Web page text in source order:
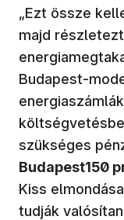
„Ezt össze
majd
Budapest-
szükséges
Budapest150
Kiss
tudják